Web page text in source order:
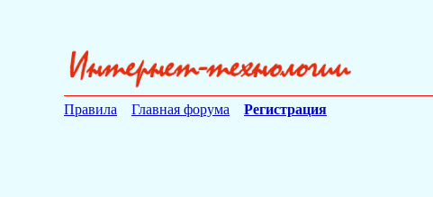
Правила Главная форума Регистрация